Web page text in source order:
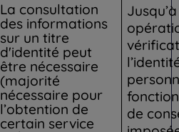
La consultation
des informations
sur un titre
d'identité peut
être nécessaire
(majorité
nécessaire pour
l’obtention de
certain service
de